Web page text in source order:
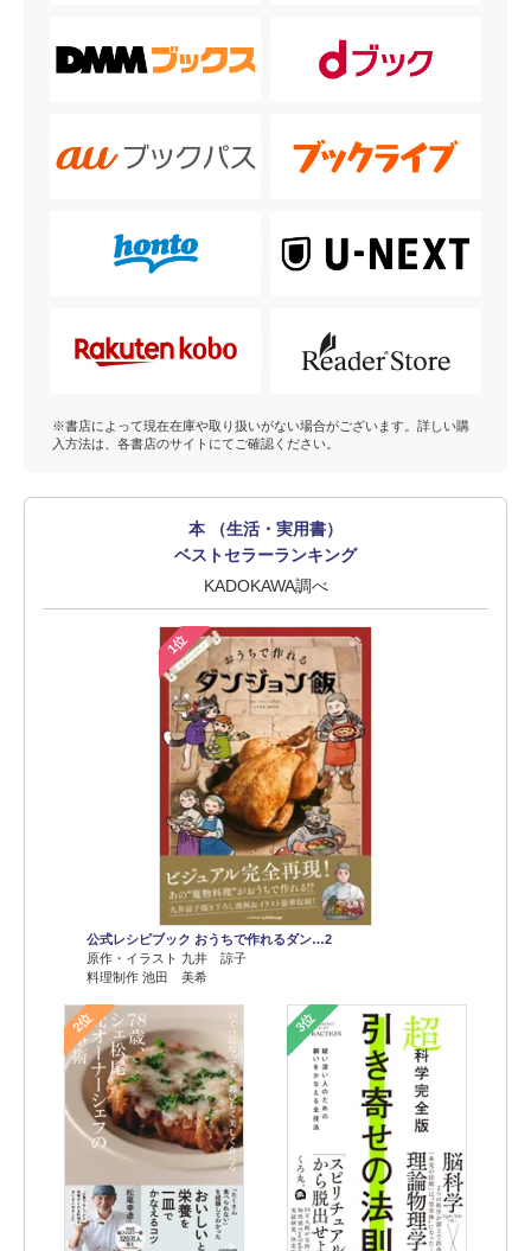
※書店によって現在在庫や取り扱いがない場合がございます。詳しい購
入方法は、各書店のサイトにてご確認ください。
本 （生活・実用書）
ベストセラーランキング
KADOKAWA調べ
1位
公式レシピブック おうちで作れるダン…2
原作・イラスト 九井 諒子
料理制作 池田 美希
2位 3位